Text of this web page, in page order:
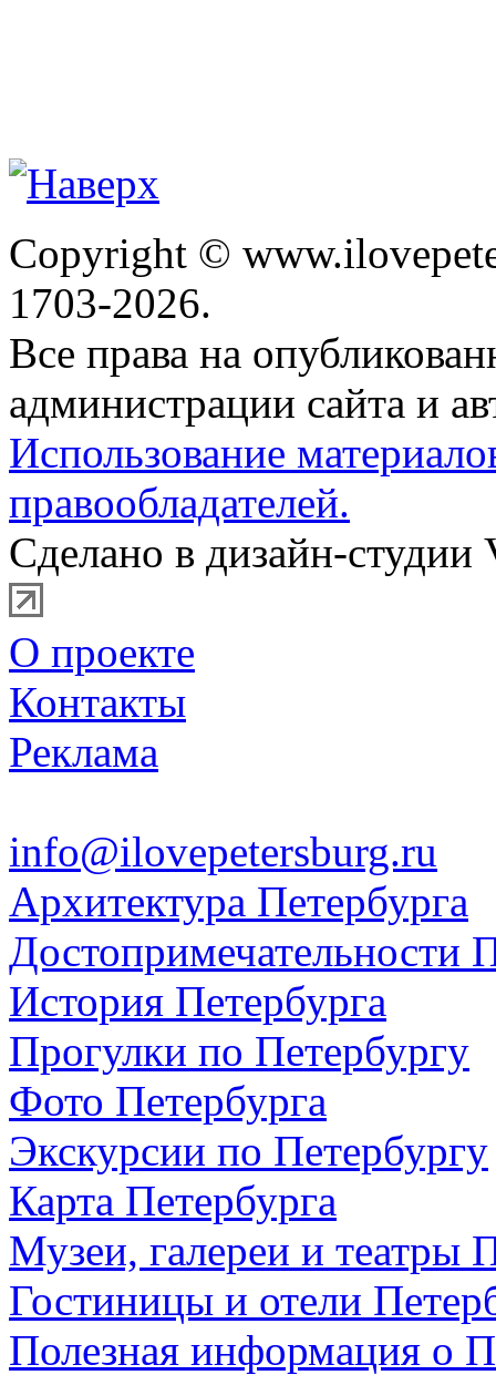
Copyright ©
1703-2026.
Все права на
администрации сайта и
Использование
правообладателей.
Сделано в дизайн-студии
О проекте
Контакты
Реклама
info@ilovepetersburg.ru
Архитектура Петербурга
Достопримечательности
История Петербурга
Прогулки по Петербургу
Фото Петербурга
Экскурсии по Петербургу
Карта Петербурга
Музеи, галереи и театры
Гостиницы и отели
Полезная информация о